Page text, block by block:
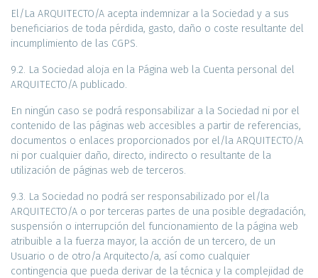
El/La ARQUITECTO/A acepta indemnizar a la Sociedad y a sus
beneficiarios de toda pérdida, gasto, daño o coste resultante del
incumplimiento de las CGPS.
9.2. La Sociedad aloja en la Página web la Cuenta personal del
ARQUITECTO/A publicado.
En ningún caso se podrá responsabilizar a la Sociedad ni por el
contenido de las páginas web accesibles a partir de referencias,
documentos o enlaces proporcionados por el/la ARQUITECTO/A
ni por cualquier daño, directo, indirecto o resultante de la
utilización de páginas web de terceros.
9.3. La Sociedad no podrá ser responsabilizado por el/la
ARQUITECTO/A o por terceras partes de una posible degradación,
suspensión o interrupción del funcionamiento de la página web
atribuible a la fuerza mayor, la acción de un tercero, de un
Usuario o de otro/a Arquitecto/a, así como cualquier
contingencia que pueda derivar de la técnica y la complejidad de